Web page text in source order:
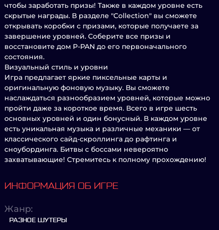
чтобы заработать призы! Также в каждом уровне есть
скрытые награды. В разделе "Collection" вы сможете
открывать коробки с призами, которые получаете за
завершение уровней. Соберите все призы и
восстановите дом P-PAN до его первоначального
состояния.
Визуальный стиль и уровни
Игра предлагает яркие пиксельные карты и
оригинальную фоновую музыку. Вы сможете
наслаждаться разнообразием уровней, которые можно
пройти даже за короткое время. Всего в игре шесть
основных уровней и один бонусный. В каждом уровне
есть уникальная музыка и различные механики — от
классического сайд-скроллинга до рафтинга и
сноубординга. Битвы с боссами невероятно
захватывающие! Стремитесь к полному прохождению!
ИНФОРМАЦИЯ ОБ ИГРЕ
Жанр:
РАЗНОЕ ШУТЕРЫ